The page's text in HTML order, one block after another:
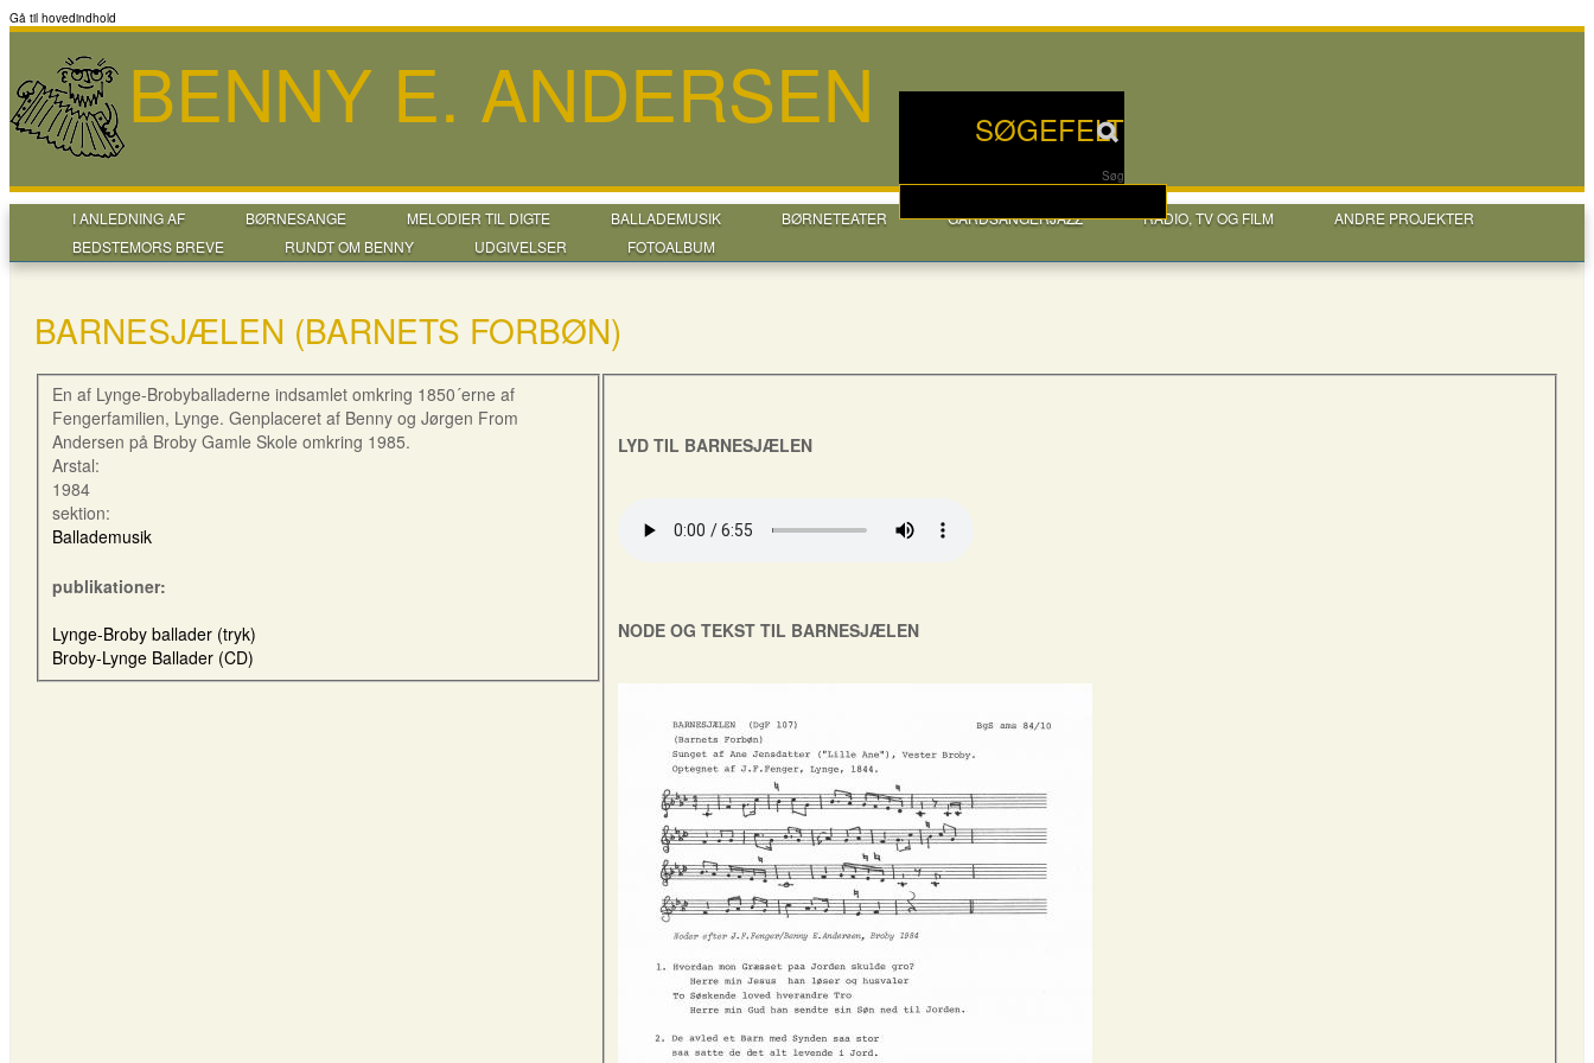
Gå til hovedindhold
SØGEFELT
Søg
BENNY E. ANDERSEN
I ANLEDNING AF BØRNESANGE MELODIER TIL DIGTE BALLADEMUSIK BØRNETEATER GÅRDSANGERJAZZ RADIO, TV OG FILM
ANDRE PROJEKTER
BEDSTEMORS BREVE
RUNDT OM BENNY UDGIVELSER FOTOALBUM
BARNESJÆLEN (BARNETS FORBØN)
En af Lynge-Brobyballaderne indsamlet omkring 1850´erne af
Fengerfamilien, Lynge. Genplaceret af Benny og Jørgen From
Andersen på Broby Gamle Skole omkring 1985.
Arstal:
1984
sektion:
Ballademusik
publikationer:
Lynge-Broby ballader (tryk)
Broby-Lynge Ballader (CD)
LYD TIL BARNESJÆLEN
NODE OG TEKST TIL BARNESJÆLEN